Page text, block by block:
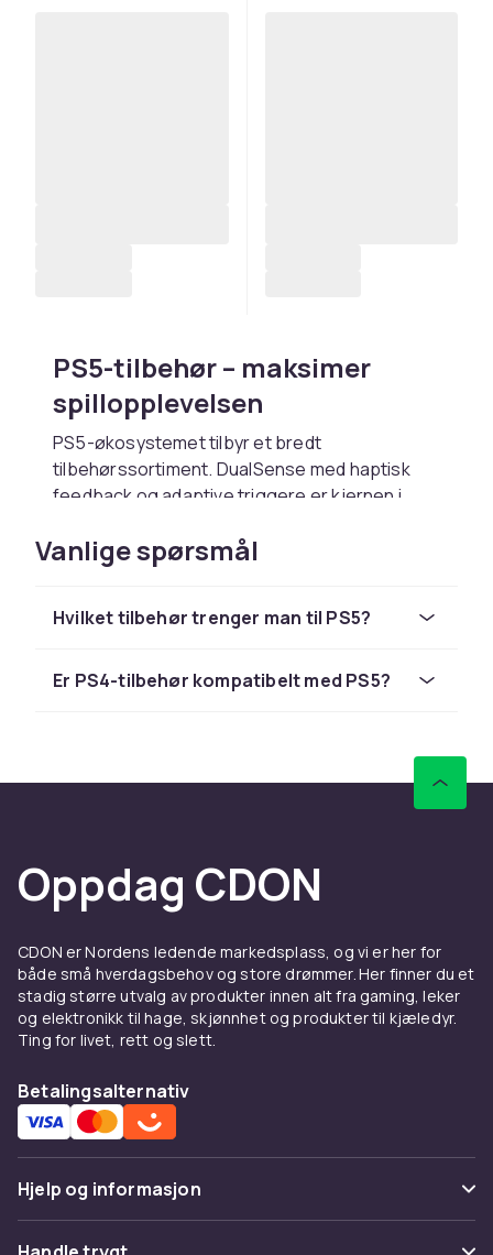
PS5-tilbehør – maksimer
spillopplevelsen
PS5-økosystemet tilbyr et bredt
tilbehørssortiment. DualSense med haptisk
feedback og adaptive triggere er kjernen i
muliggjør co-op. Pulse 3D Wireless er optimert
til Tempest 3D Audio. En M.2 NVMe SSD utvider
kompatibilitet
DualShock 4 fungerer til PS4-spill på PS5 men
Se alle PS5-kontrollere og velg din favoritt.
Hos CDON finner du PlayStation-produkter til
og enkel returrett.
Vanlige spørsmål
Hvilket tilbehør trenger man til PS5?
Er PS4-tilbehør kompatibelt med PS5?
Oppdag CDON
CDON er Nordens ledende markedsplass, og vi er her for
både små hverdagsbehov og store drømmer. Her finner du et
stadig større utvalg av produkter innen alt fra gaming, leker
og elektronikk til hage, skjønnhet og produkter til kjæledyr.
Ting for livet, rett og slett.
Betalingsalternativ
Hjelp og informasjon
Vanlige spørsmål